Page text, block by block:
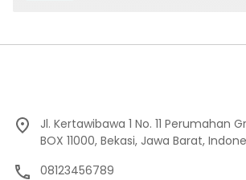
Jl. Kertawibawa 1 No. 11 Perumahan
BOX 11000, Bekasi, Jawa Barat,
08123456789